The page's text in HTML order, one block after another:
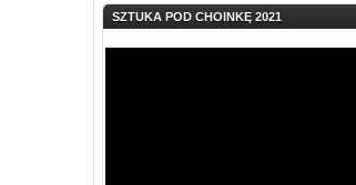
SZTUKA POD CHOINKĘ 2021